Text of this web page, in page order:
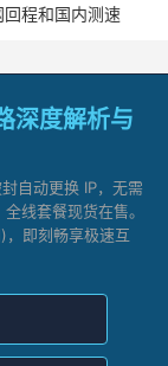
程和国内测速
深度解析与
自动更换 IP，无需
线套餐现货在售。
即刻畅享极速互